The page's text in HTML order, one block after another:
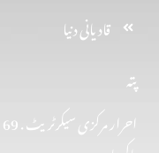
پتہ
قادیانی دنیا